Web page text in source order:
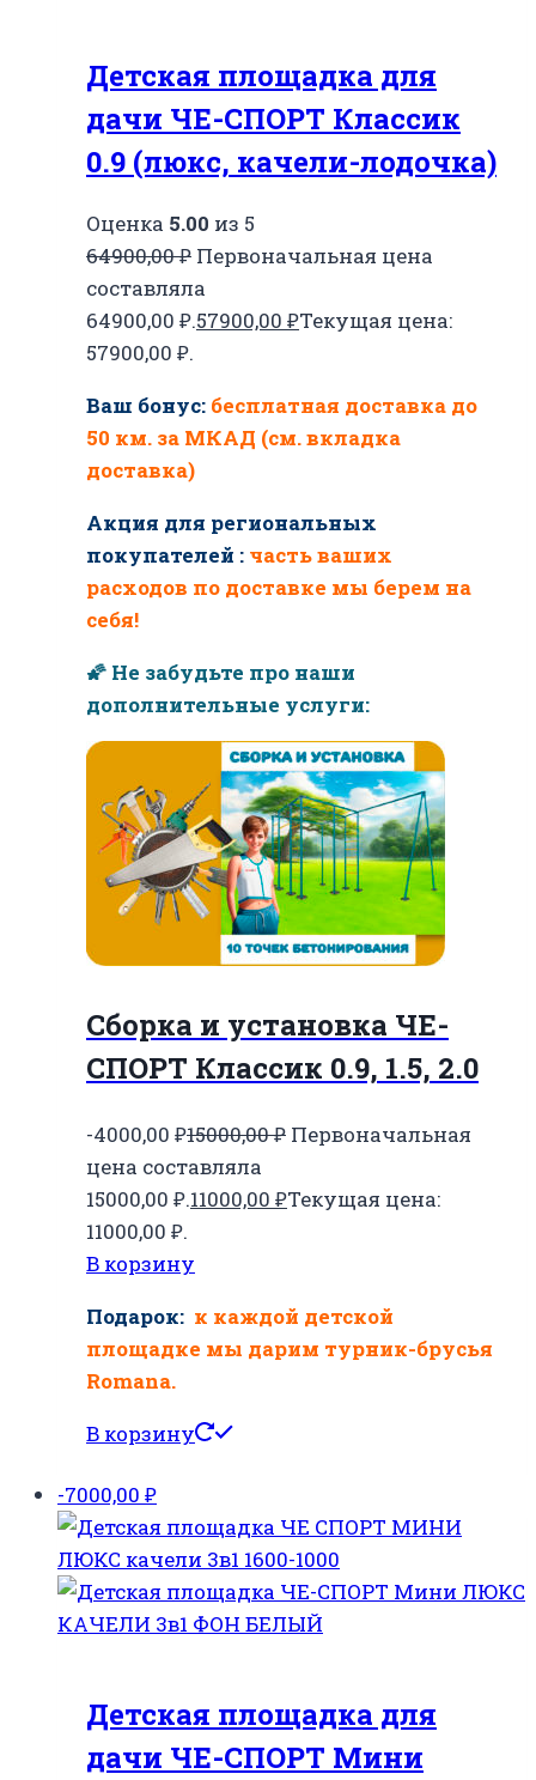
Детская площадка для
дачи ЧЕ-СПОРТ Классик
0.9 (люкс, качели-лодочка)
Оценка 5.00 из 5
64900,00₽ Первоначальная цена
составляла
64900,00 ₽.57900,00 ₽Текущая цена:
57900,00 ₽.
Ваш бонус: бесплатная доставка до
50 км. за МКАД (см. вкладка
доставка)
Акция для региональных
покупателей : часть ваших
расходов по доставке мы берем на
себя!
🌠 Не забудьте про наши
дополнительные услуги:
Сборка и установка ЧЕ-
СПОРТ Классик 0.9, 1.5, 2.0
-4000,00 ₽15000,00₽ Первоначальная
цена составляла
15000,00 ₽.11000,00 ₽Текущая цена:
11000,00 ₽.
В корзину
Подарок: к каждой детской
площадке мы дарим турник-брусья
Romana.
В корзину
-7000,00 ₽
Детская площадка для
дачи ЧЕ-СПОРТ Мини